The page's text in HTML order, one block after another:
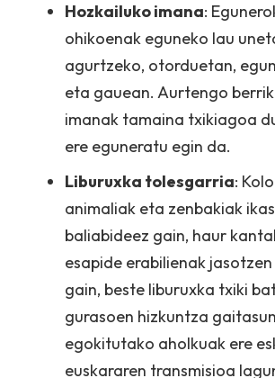
Hozkailuko imana:
ohikoenak eguneko lau
agurtzeko, otorduetan,
eta gauean. Aurtengo
imanak tamaina txikiagoa
ere eguneratu egin da.
Liburuxka tolesgarria:
animaliak eta zenbakiak
baliabideez gain, haur
esapide erabilienak
gain, beste liburuxka txiki
gurasoen hizkuntza
egokitutako aholkuak ere
euskararen transmisioa